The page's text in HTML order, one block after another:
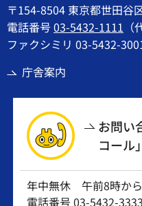
〒154-8504 東京都世田谷
電話番号03-5432-1111 （
ファクシミリ 03-5432-
庁舎案内
お問い
コール」
年中無休 午前8時か
電話番号03-5432-3333